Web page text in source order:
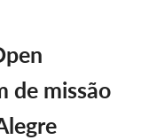
de missão